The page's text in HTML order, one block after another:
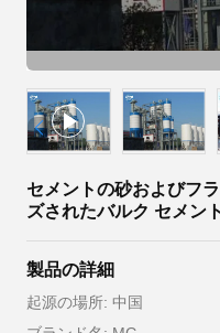
セメントの砂およびフ
ズされたバルク セメン
製品の詳細
起源の場所: 中国